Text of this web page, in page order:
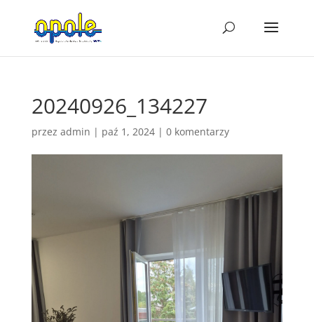
20240926_134227
przez admin | paź 1, 2024| 0 komentarzy